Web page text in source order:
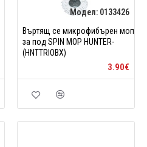
Модел: 0133426
Въртящ се микрофибърен моп
за под SPIN MOP HUNTER-
(HNTTRIOBX)
3.90€